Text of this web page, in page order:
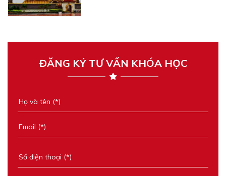
ĐĂNG KÝ TƯ VẤN KHÓA HỌC